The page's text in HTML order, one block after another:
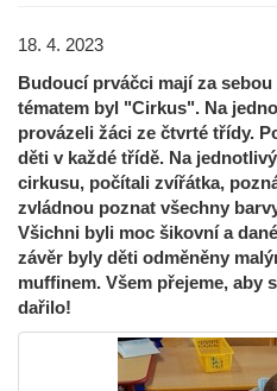
18. 4. 2023
Budoucí prváčci mají za
tématem byl "Cirkus". Na
provázeli žáci ze čtvrté třídy.
děti v každé třídě. Na
cirkusu, počítali zvířátka,
zvládnou poznat všechny
Všichni byli moc šikovní a
závěr byly děti odměněny
muffinem. Všem přejeme, aby
dařilo!